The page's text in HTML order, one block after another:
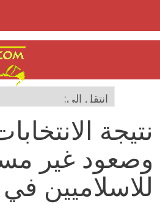
وصعود غير
للاسلاميين